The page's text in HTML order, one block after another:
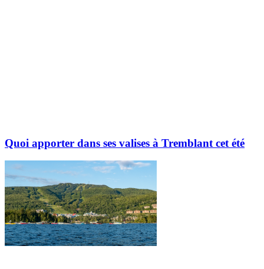
Quoi apporter dans ses valises à Tremblant cet été